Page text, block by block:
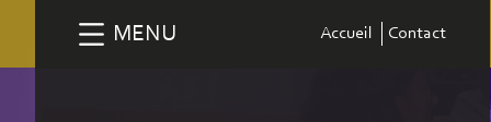
MENU Accueil Contact